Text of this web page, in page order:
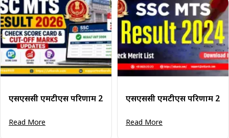
एसएससी एमटीएस परिणाम 2026: स्कोर कार्ड और कट-ऑफ अंक
Read More
एसएससी एमटीएस परिणाम
Read More